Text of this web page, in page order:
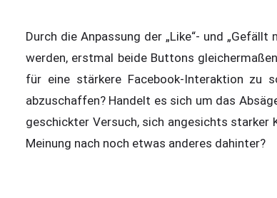
Durch die Anpassung der „Like“- und
werden, erstmal beide Buttons
für eine stärkere Facebook-Interaktion zu
abzuschaffen? Handelt es sich um das
geschickter Versuch, sich angesichts starker
Meinung nach noch etwas anderes dahinter?